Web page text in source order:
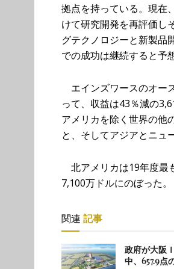
拠点を持っている。現在
けて研究開発を再評価し
グテクノロジーと新製品
での成功は継続すると予
エインズワースのオー
って、収益は43％減の
アメリカを除く世界の他
と、そしてアジアとニュ
北アメリカは19年度最
7,100万ドルにのぼった。
関連 記事
政府が大阪
中、657.9